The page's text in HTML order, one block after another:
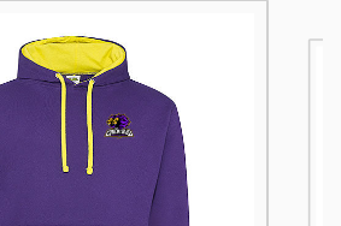
Gamme Training
Accessoires
Informations